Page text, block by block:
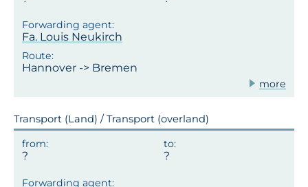
Fa. Louis Neukirch
Hannover -> Bremen
more
Transport (Land) / Transport (overland)